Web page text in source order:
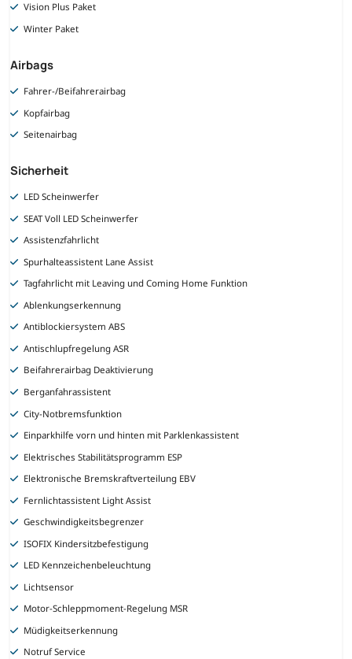
Vision Plus Paket
Winter Paket
Airbags
Fahrer-/Beifahrerairbag
Kopfairbag
Seitenairbag
Sicherheit
LED Scheinwerfer
SEAT Voll LED Scheinwerfer
Assistenzfahrlicht
Spurhalteassistent Lane Assist
Tagfahrlicht mit Leaving und Coming Home Funktion
Ablenkungserkennung
Antiblockiersystem ABS
Antischlupfregelung ASR
Beifahrerairbag Deaktivierung
Berganfahrassistent
City-Notbremsfunktion
Einparkhilfe vorn und hinten mit Parklenkassistent
Elektrisches Stabilitätsprogramm ESP
Elektronische Bremskraftverteilung EBV
Fernlichtassistent Light Assist
Geschwindigkeitsbegrenzer
ISOFIX Kindersitzbefestigung
LED Kennzeichenbeleuchtung
Lichtsensor
Motor-Schleppmoment-Regelung MSR
Müdigkeitserkennung
Notruf Service